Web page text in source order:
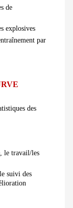
de
explosives
par
des
le travail/les
suivi des